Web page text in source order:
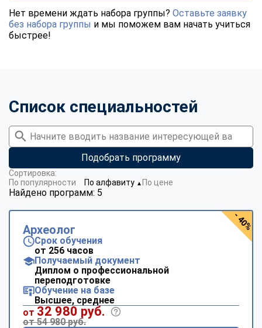
Нет времени ждать набора группы? Оставьте заявку
без набора группы и мы поможем вам начать учиться
быстрее!
Список специальностей
Подобрать программу
Найдено программ: 5
Сортировка:
По популярности
По алфавиту ▼ По цене
Археолог
Срок обучения
от 256 часов
Получаемый документ
Диплом о профессиональной
переподготовке
Обучение на базе
Высшее, среднее
от 32 980 руб.
от 54 980 руб.
- 40%